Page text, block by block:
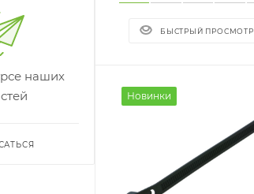
БЫСТРЫЙ ПРОСМОТР
Новинки
наших